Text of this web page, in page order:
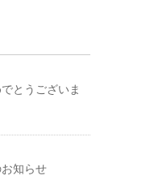
とうございま
知らせ